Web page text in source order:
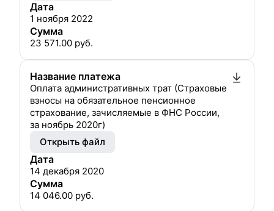
Дата
1 ноября 2022
Сумма
23 571.00 руб.
Название платежа
Оплата административных трат (Страховые
взносы на обязательное пенсионное
страхование, зачисляемые в ФНС России,
за ноябрь 2020г)
Открыть файл
Дата
14 декабря 2020
Сумма
14 046.00 руб.